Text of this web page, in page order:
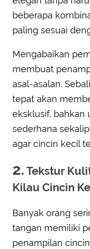
beberapa
paling sesuai
Mengabaikan
membuat
asal-asalan.
tepat akan
eksklusif, bahkan
sederhana
agar cincin kecil
2. Tekstur
Kilau Cincin
Banyak orang
tangan memiliki
penampilan